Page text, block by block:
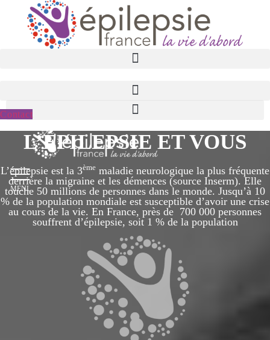
contenu
Contact
MENU
L’ÉPILEPSIE ET VOUS
L’épilepsie est la 3ème maladie neurologique la plus fréquente
derrière la migraine et les démences (source Inserm). Elle
touche 50 millions de personnes dans le monde. Jusqu’à 10
% de la population mondiale est susceptible d’avoir une crise
au cours de la vie. En France, près de 700 000 personnes
souffrent d’épilepsie, soit 1 % de la population